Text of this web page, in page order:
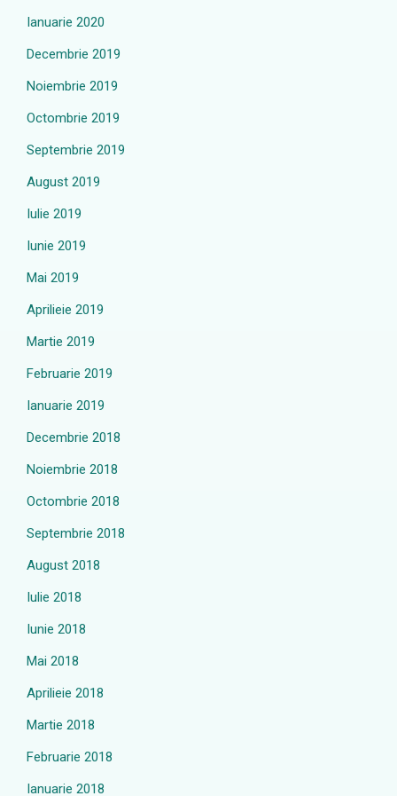
Ianuarie 2020
Decembrie 2019
Noiembrie 2019
Octombrie 2019
Septembrie 2019
August 2019
Iulie 2019
Iunie 2019
Mai 2019
Aprilieie 2019
Martie 2019
Februarie 2019
Ianuarie 2019
Decembrie 2018
Noiembrie 2018
Octombrie 2018
Septembrie 2018
August 2018
Iulie 2018
Iunie 2018
Mai 2018
Aprilieie 2018
Martie 2018
Februarie 2018
Ianuarie 2018